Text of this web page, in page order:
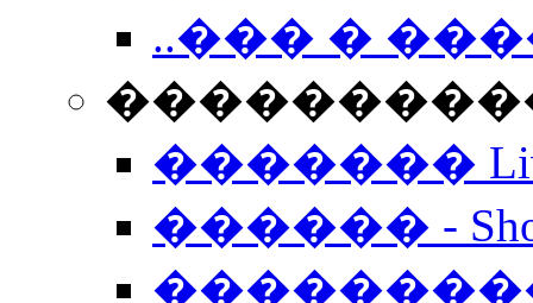
..��� �
����������
�������
������ -